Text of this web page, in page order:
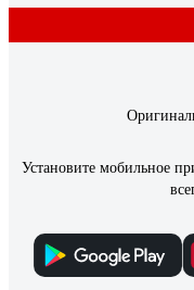
Установите мобильное